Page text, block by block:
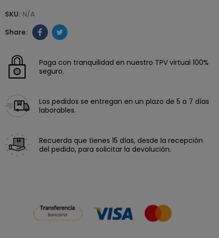
SKU: N/A
Paga con tranquilidad en nuestro TPV virtual 100%
seguro.
Los pedidos se entregan en un plazo de 5 a 7 días
laborables.
Recuerda que tienes 15 días, desde la recepción
del pedido, para solicitar la devolución.